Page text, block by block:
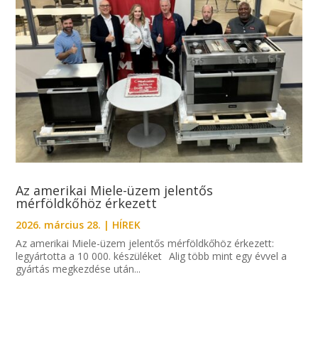
Az amerikai Miele-üzem jelentős
mérföldkőhöz érkezett
2026. március 28. | HÍREK
Az amerikai Miele-üzem jelentős mérföldkőhöz érkezett:
legyártotta a 10 000. készüléket Alig több mint egy évvel a
gyártás megkezdése után...